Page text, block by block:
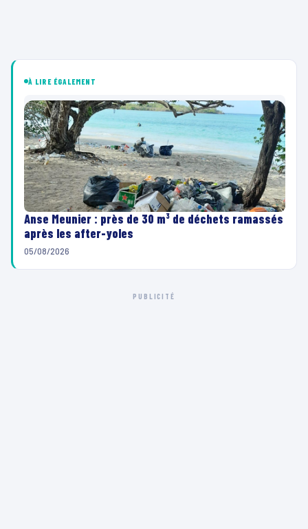
À LIRE ÉGALEMENT
Anse Meunier : près de 30 m³ de déchets ramassés
après les after-yoles
05/08/2026
PUBLICITÉ